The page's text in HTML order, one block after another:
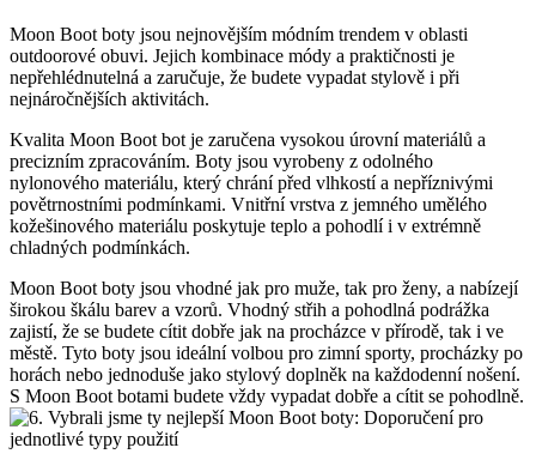
Moon ‌Boot boty​ jsou⁣ nejnovějším ‍módním trendem v oblasti
outdoorové obuvi. ‌Jejich kombinace ‌módy a praktičnosti je
nepřehlédnutelná a zaručuje, že budete vypadat stylově i při⁢
nejnáročnějších aktivitách.
Kvalita Moon Boot bot‌ je zaručena vysokou ​úrovní materiálů a
precizním⁣ zpracováním. Boty jsou vyrobeny‍ z​ odolného
nylonového materiálu, který chrání ​před vlhkostí ⁣a ⁢nepříznivými
‍povětrnostními ‍podmínkami.‌ Vnitřní vrstva z ‍jemného umělého ​
kožešinového materiálu poskytuje teplo a⁣ pohodlí i ⁣v extrémně
chladných podmínkách.
Moon Boot boty jsou vhodné jak⁢ pro muže, tak​ pro‌ ženy, a nabízejí
⁣širokou škálu⁤ barev ‌a vzorů. Vhodný‌ střih a pohodlná ‍podrážka
zajistí, že ⁣se‌ budete cítit ‌dobře jak na procházce v ⁤přírodě, tak i ⁣ve
městě. Tyto⁤ boty jsou ideální volbou pro zimní sporty, procházky po
horách nebo⁣ jednoduše jako stylový doplněk na každodenní ⁣nošení.
S Moon Boot botami budete vždy ‍vypadat dobře a cítit se pohodlně.